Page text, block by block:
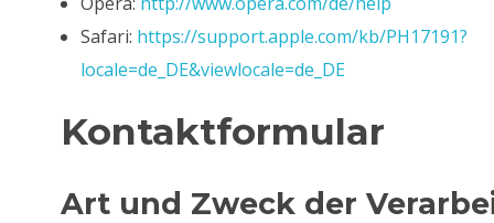
Safari: https://support.apple.com/kb/PH17191?
locale=de_DE&viewlocale=de_DE
Kontaktformular
Art und Zweck der